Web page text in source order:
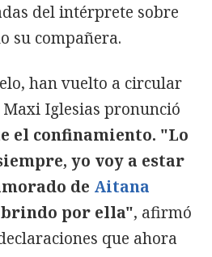
del intérprete sobre
su compañera.
han vuelto a circular
Iglesias pronunció
el confinamiento. "Lo
yo voy a estar
de Aitana
brindo por ella", afirmó
que ahora